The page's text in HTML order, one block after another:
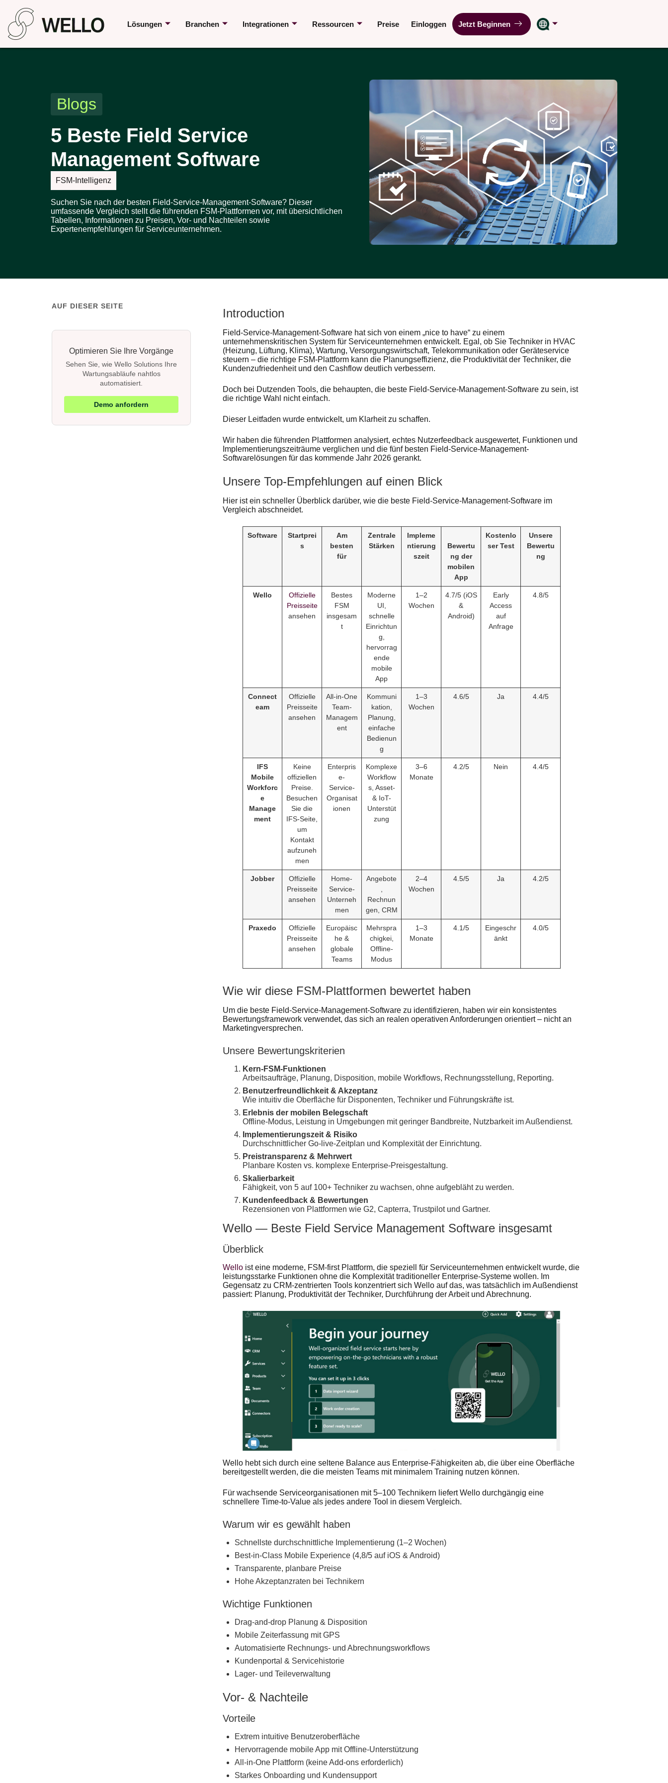
Lösungen Branchen Integrationen Ressourcen Preise Einloggen Jetzt Beginnen
Blogs
5 Beste Field Service
Management Software
FSM-Intelligenz
Suchen Sie nach der besten Field-Service-Management-Software? Dieser
umfassende Vergleich stellt die führenden FSM-Plattformen vor, mit übersichtlichen
Tabellen, Informationen zu Preisen, Vor- und Nachteilen sowie
Expertenempfehlungen für Serviceunternehmen.
AUF DIESER SEITE
Optimieren Sie Ihre Vorgänge
Sehen Sie, wie Wello Solutions Ihre
Wartungsabläufe nahtlos
automatisiert.
Demo anfordern
Introduction
Field-Service-Management-Software hat sich von einem „nice to have“ zu einem
unternehmenskritischen System für Serviceunternehmen entwickelt. Egal, ob Sie Techniker in HVAC
(Heizung, Lüftung, Klima), Wartung, Versorgungswirtschaft, Telekommunikation oder Geräteservice
steuern – die richtige FSM-Plattform kann die Planungseffizienz, die Produktivität der Techniker, die
Kundenzufriedenheit und den Cashflow deutlich verbessern.
Doch bei Dutzenden Tools, die behaupten, die beste Field-Service-Management-Software zu sein, ist
die richtige Wahl nicht einfach.
Dieser Leitfaden wurde entwickelt, um Klarheit zu schaffen.
Wir haben die führenden Plattformen analysiert, echtes Nutzerfeedback ausgewertet, Funktionen und
Implementierungszeiträume verglichen und die fünf besten Field-Service-Management-
Softwarelösungen für das kommende Jahr 2026 gerankt.
Unsere Top-Empfehlungen auf einen Blick
Hier ist ein schneller Überblick darüber, wie die beste Field-Service-Management-Software im
Vergleich abschneidet.
Software
Startprei
s
Am
besten
für
Zentrale
Stärken
Impleme
ntierung
szeit
Bewertu
ng der
mobilen
App
Kostenlo
ser Test
Unsere
Bewertu
ng
Wello
Offizielle
Preisseite
ansehen
Bestes
FSM
insgesam
t
Moderne
UI,
schnelle
Einrichtun
g,
hervorrag
ende
mobile
App
1–2
Wochen
4.7/5 (iOS
&
Android)
Early
Access
auf
Anfrage
4.8/5
Connect
eam
Offizielle
Preisseite
ansehen
All-in-One
Team-
Managem
ent
Kommuni
kation,
Planung,
einfache
Bedienun
g
1–3
Wochen
4.6/5 Ja 4.4/5
IFS
Mobile
Workforc
e
Manage
ment
Keine
offiziellen
Preise.
Besuchen
Sie die
IFS-Seite,
um
Kontakt
aufzuneh
men
Enterpris
e-
Service-
Organisat
ionen
Komplexe
Workflow
s, Asset-
& IoT-
Unterstüt
zung
3–6
Monate
4.2/5 Nein 4.4/5
Jobber
Offizielle
Preisseite
ansehen
Home-
Service-
Unterneh
men
Angebote
Rechnun
gen, CRM
2–4
Wochen
4.5/5 Ja 4.2/5
Praxedo
Offizielle
Preisseite
ansehen
Europäisc
he &
globale
Teams
Mehrspra
chigkei,
Offline-
Modus
1–3
Monate
4.1/5
Eingeschr
änkt
4.0/5
Wie wir diese FSM-Plattformen bewertet haben
Um die beste Field-Service-Management-Software zu identifizieren, haben wir ein konsistentes
Bewertungsframework verwendet, das sich an realen operativen Anforderungen orientiert – nicht an
Marketingversprechen.
Unsere Bewertungskriterien
Kern-FSM-Funktionen
Arbeitsaufträge, Planung, Disposition, mobile Workflows, Rechnungsstellung, Reporting.
Benutzerfreundlichkeit & Akzeptanz
Wie intuitiv die Oberfläche für Disponenten, Techniker und Führungskräfte ist.
Erlebnis der mobilen Belegschaft
Offline-Modus, Leistung in Umgebungen mit geringer Bandbreite, Nutzbarkeit im Außendienst.
Implementierungszeit & Risiko
Durchschnittlicher Go-live-Zeitplan und Komplexität der Einrichtung.
Preistransparenz & Mehrwert
Planbare Kosten vs. komplexe Enterprise-Preisgestaltung.
Skalierbarkeit
Fähigkeit, von 5 auf 100+ Techniker zu wachsen, ohne aufgebläht zu werden.
Kundenfeedback & Bewertungen
Rezensionen von Plattformen wie G2, Capterra, Trustpilot und Gartner.
Wello — Beste Field Service Management Software insgesamt
Überblick
Wello ist eine moderne, FSM-first Plattform, die speziell für Serviceunternehmen entwickelt wurde, die
leistungsstarke Funktionen ohne die Komplexität traditioneller Enterprise-Systeme wollen. Im
Gegensatz zu CRM-zentrierten Tools konzentriert sich Wello auf das, was tatsächlich im Außendienst
passiert: Planung, Produktivität der Techniker, Durchführung der Arbeit und Abrechnung.
Wello hebt sich durch eine seltene Balance aus Enterprise-Fähigkeiten ab, die über eine Oberfläche
bereitgestellt werden, die die meisten Teams mit minimalem Training nutzen können.
Für wachsende Serviceorganisationen mit 5–100 Technikern liefert Wello durchgängig eine
schnellere Time-to-Value als jedes andere Tool in diesem Vergleich.
Warum wir es gewählt haben
Schnellste durchschnittliche Implementierung (1–2 Wochen)
Best-in-Class Mobile Experience (4,8/5 auf iOS & Android)
Transparente, planbare Preise
Hohe Akzeptanzraten bei Technikern
Wichtige Funktionen
Drag-and-drop Planung & Disposition
Mobile Zeiterfassung mit GPS
Automatisierte Rechnungs- und Abrechnungsworkflows
Kundenportal & Servicehistorie
Lager- und Teileverwaltung
Vor- & Nachteile
Vorteile
Extrem intuitive Benutzeroberfläche
Hervorragende mobile App mit Offline-Unterstützung
All-in-One Plattform (keine Add-ons erforderlich)
Starkes Onboarding und Kundensupport